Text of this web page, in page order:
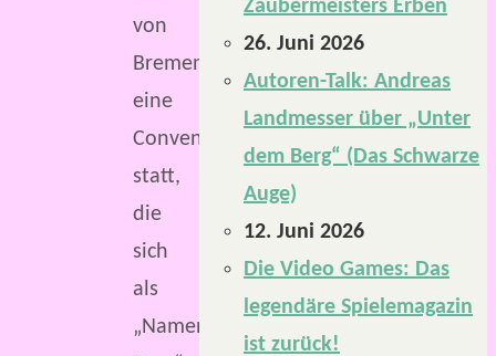
von
Bremen,
eine
Convention
statt,
die
sich
als
„Namenlose
Zaubermeisters Erben
26. Juni 2026
Autoren-Talk: Andreas
Landmesser über „Unter
dem Berg“ (Das Schwarze
Auge)
12. Juni 2026
Die Video Games: Das
legendäre Spielemagazin
ist zurück!